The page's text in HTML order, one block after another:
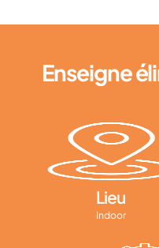
Enseigne
Lieu
Indoor